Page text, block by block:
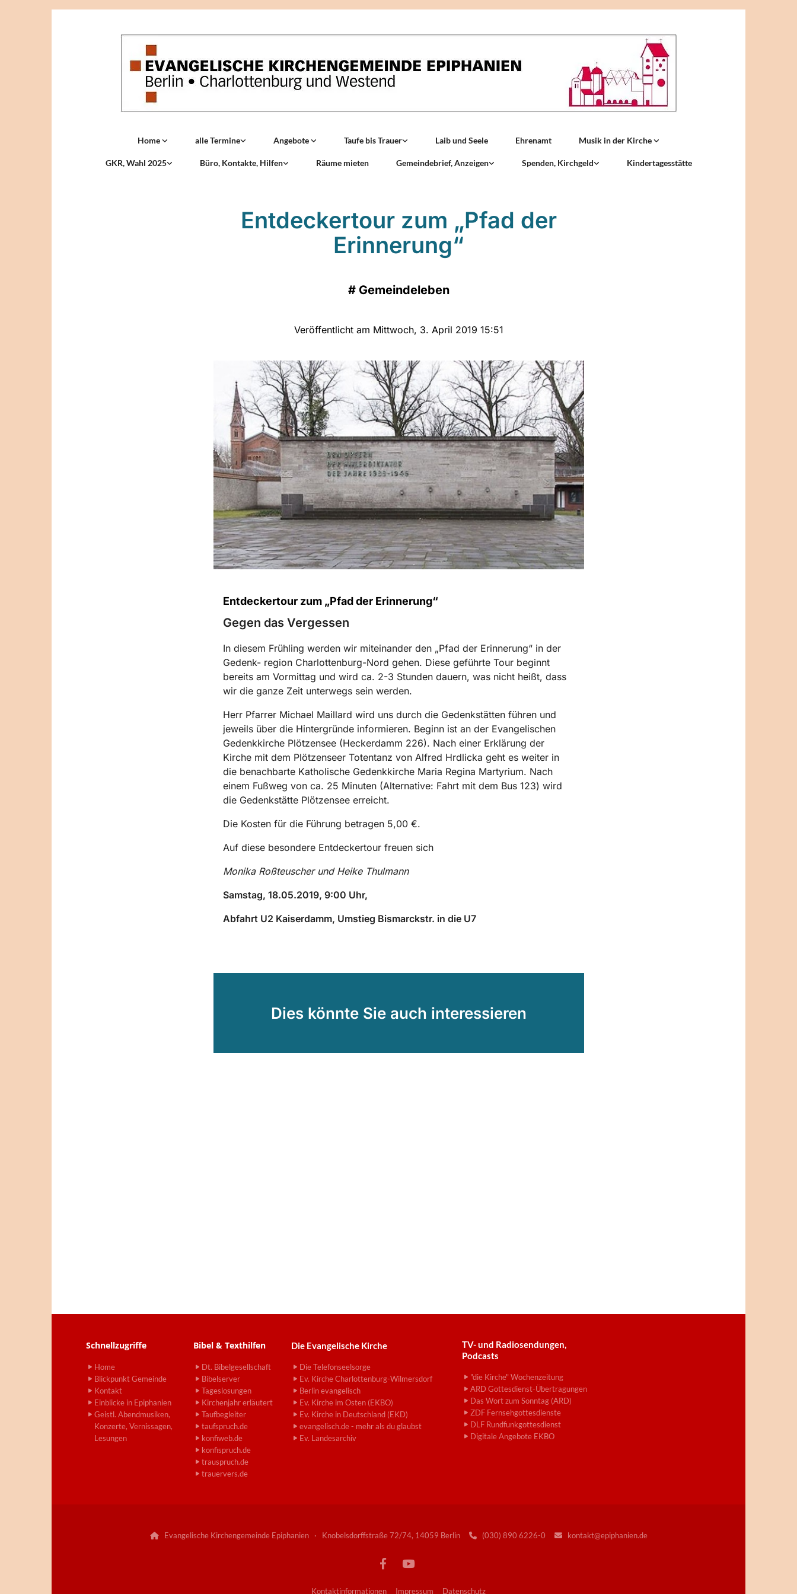
Home alle Termine Angebote Taufe bis Trauer Laib und Seele Ehrenamt Musik in der Kirche
GKR, Wahl 2025 Büro, Kontakte, Hilfen Räume mieten Gemeindebrief, Anzeigen Spenden, Kirchgeld Kindertagesstätte
Entdeckertour zum „Pfad der
Erinnerung“
# Gemeindeleben
Veröffentlicht am Mittwoch, 3. April 2019 15:51
Entdeckertour zum „Pfad der Erinnerung“
Gegen das Vergessen
In diesem Frühling werden wir miteinander den „Pfad der Erinnerung“ in der
Gedenk- region Charlottenburg-Nord gehen. Diese geführte Tour beginnt
bereits am Vormittag und wird ca. 2-3 Stunden dauern, was nicht heißt, dass
wir die ganze Zeit unterwegs sein werden.
Herr Pfarrer Michael Maillard wird uns durch die Gedenkstätten führen und
jeweils über die Hintergründe informieren. Beginn ist an der Evangelischen
Gedenkkirche Plötzensee (Heckerdamm 226). Nach einer Erklärung der
Kirche mit dem Plötzenseer Totentanz von Alfred Hrdlicka geht es weiter in
die benachbarte Katholische Gedenkkirche Maria Regina Martyrium. Nach
einem Fußweg von ca. 25 Minuten (Alternative: Fahrt mit dem Bus 123) wird
die Gedenkstätte Plötzensee erreicht.
Die Kosten für die Führung betragen 5,00 €.
Auf diese besondere Entdeckertour freuen sich
Monika Roßteuscher und Heike Thulmann
Samstag, 18.05.2019, 9:00 Uhr,
Abfahrt U2 Kaiserdamm, Umstieg Bismarckstr. in die U7
Dies könnte Sie auch interessieren
Schnellzugriffe
Home
Blickpunkt Gemeinde
Kontakt
Einblicke in Epiphanien
Geistl. Abendmusiken,
Konzerte, Vernissagen,
Lesungen
Bibel & Texthilfen
Dt. Bibelgesellschaft
Bibelserver
Tageslosungen
Kirchenjahr erläutert
Taufbegleiter
taufspruch.de
konfiweb.de
konfispruch.de
trauspruch.de
trauervers.de
Die Evangelische Kirche
Die Telefonseelsorge
Ev. Kirche Charlottenburg-Wilmersdorf
Berlin evangelisch
Ev. Kirche im Osten (EKBO)
Ev. Kirche in Deutschland (EKD)
evangelisch.de - mehr als du glaubst
Ev. Landesarchiv
TV- und Radiosendungen,
Podcasts
"die Kirche" Wochenzeitung
ARD Gottesdienst-Übertragungen
Das Wort zum Sonntag (ARD)
ZDF Fernsehgottesdienste
DLF Rundfunkgottesdienst
Digitale Angebote EKBO
Evangelische Kirchengemeinde Epiphanien · Knobelsdorffstraße 72/74, 14059 Berlin (030) 890 6226-0 kontakt@epiphanien.de
Kontaktinformationen Impressum Datenschutz